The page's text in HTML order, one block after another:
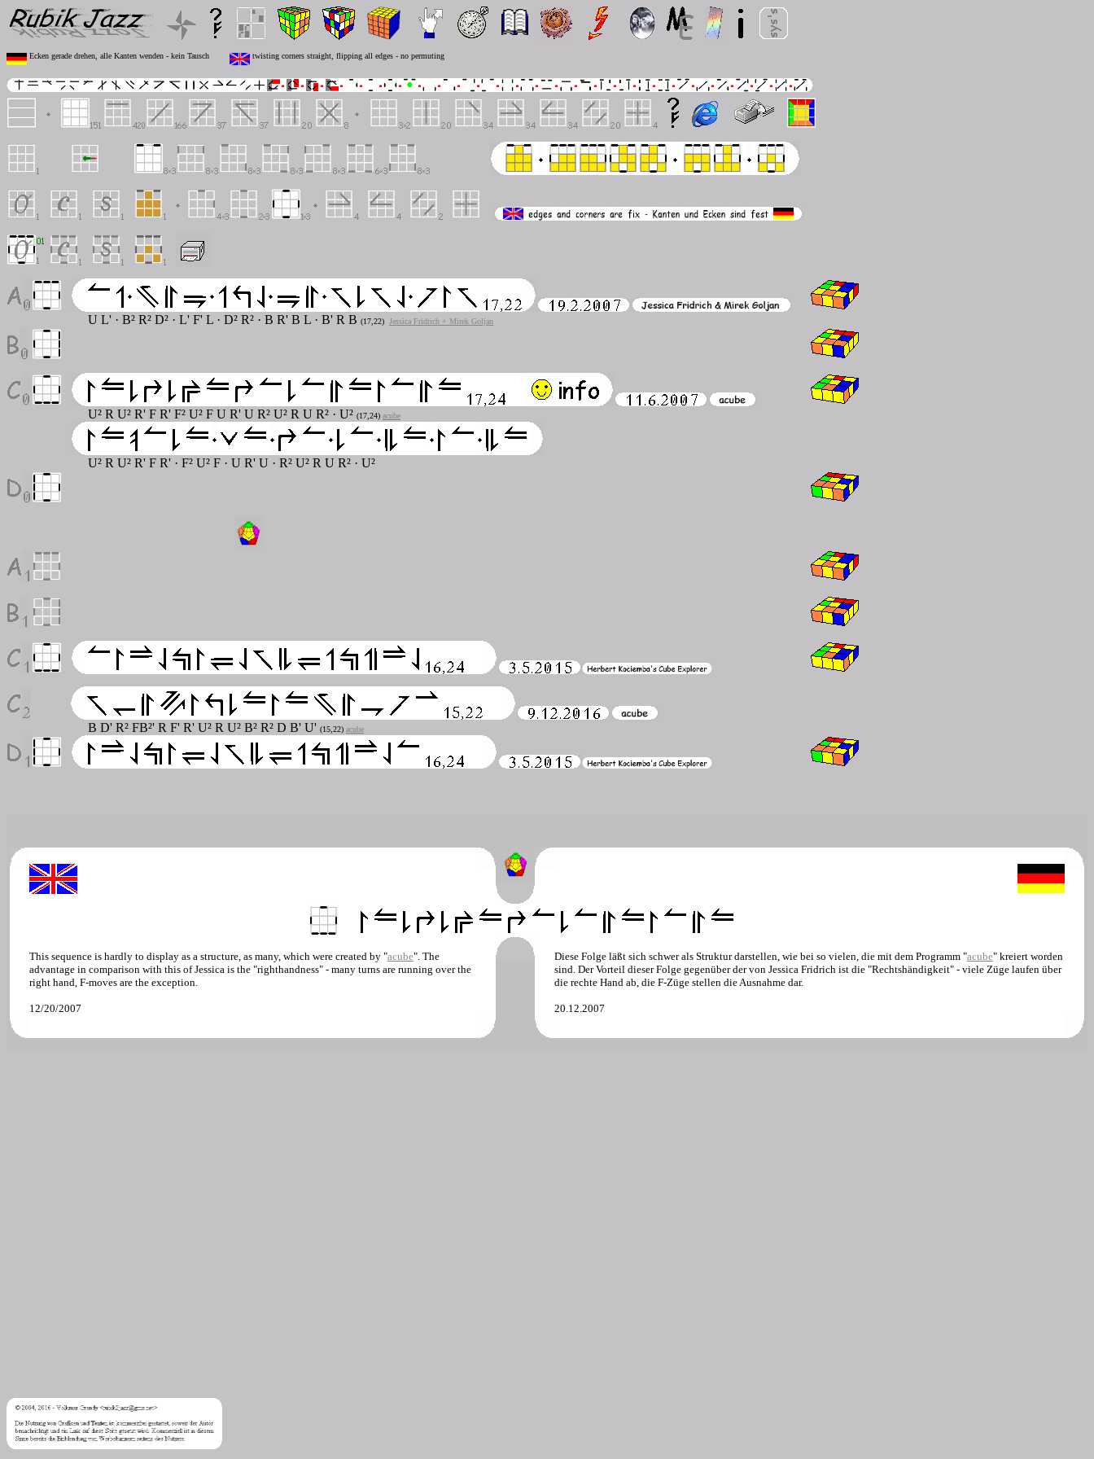
Ecken gerade drehen, alle Kanten wenden - kein Tausch twisting corners straight, flipping all edges - no permuting
U L' · B² R² D² · L' F' L · D² R² · B R' B L · B' R B (17,22) Jessica Fridrich + Mirek Goljan
U² R U² R' F R' F² U² F U R' U R² U² R U R² · U² (17,24) acube
U² R U² R' F R' · F² U² F · U R' U · R² U² R U R² · U²
B D' R² FB²' R F' R' U² R U² B² R² D B' U' (15,22) acube
This sequence is hardly to display as a structure, as many, which were created by "acube". The
advantage in comparison with this of Jessica is the "righthandness" - many turns are running over the
right hand, F-moves are the exception.
Diese Folge läßt sich schwer als Struktur darstellen, wie bei so vielen, die mit dem Programm "acube" kreiert worden
sind. Der Vorteil dieser Folge gegenüber der von Jessica Fridrich ist die "Rechtshändigkeit" - viele Züge laufen über
die rechte Hand ab, die F-Züge stellen die Ausnahme dar.
12/20/2007 20.12.2007